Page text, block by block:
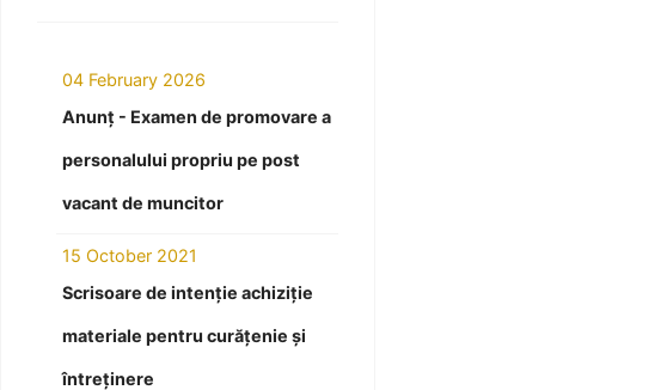
04 February 2026
Anunț - Examen de promovare a
personalului propriu pe post
vacant de muncitor
15 October 2021
Scrisoare de intenție achiziție
materiale pentru curățenie și
întreținere